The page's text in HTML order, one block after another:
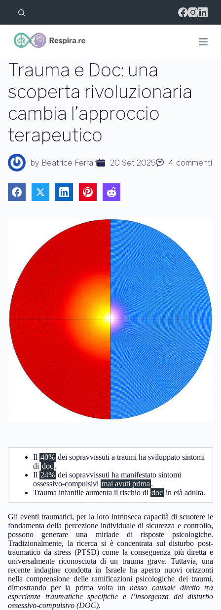
l
l
n
t
n
t
o
Trauma e Doc: una
scoperta rivoluzionaria
cambia l’approccio
terapeutico
by Beatrice Ferrari 20 Set 2025 4 commenti
Il 40% dei sopravvissuti a traumi ha sviluppato sintomi
di doc.
Il 24% dei sopravvissuti ha manifestato sintomi
ossessivo-compulsivi mai avuti prima .
Trauma infantile aumenta il rischio di doc in età adulta.
Gli eventi traumatici, per la loro intrinseca capacità di scuotere le
fondamenta della percezione individuale di sicurezza e controllo,
possono generare una miriade di risposte psicologiche.
Tradizionalmente, la ricerca si è concentrata sul disturbo post-
traumatico da stress (PTSD) come la conseguenza più diretta e
universalmente riconosciuta di un trauma grave. Tuttavia, una
recente indagine condotta in Israele ha aperto nuovi orizzonti
nella comprensione delle ramificazioni psicologiche dei traumi,
dimostrando per la prima volta unnesso causale diretto tra
esperienze traumatiche specifiche e l’insorgenza del disturbo
ossessivo-compulsivo (DOC).